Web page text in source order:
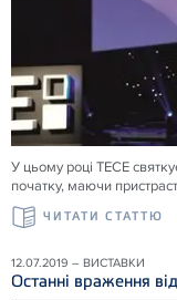
У цьому році ТЕСЕ
початку, маючи
ЧИТАТИ СТАТТЮ
12.07.2019 – ВИСТАВКИ
Останні враження